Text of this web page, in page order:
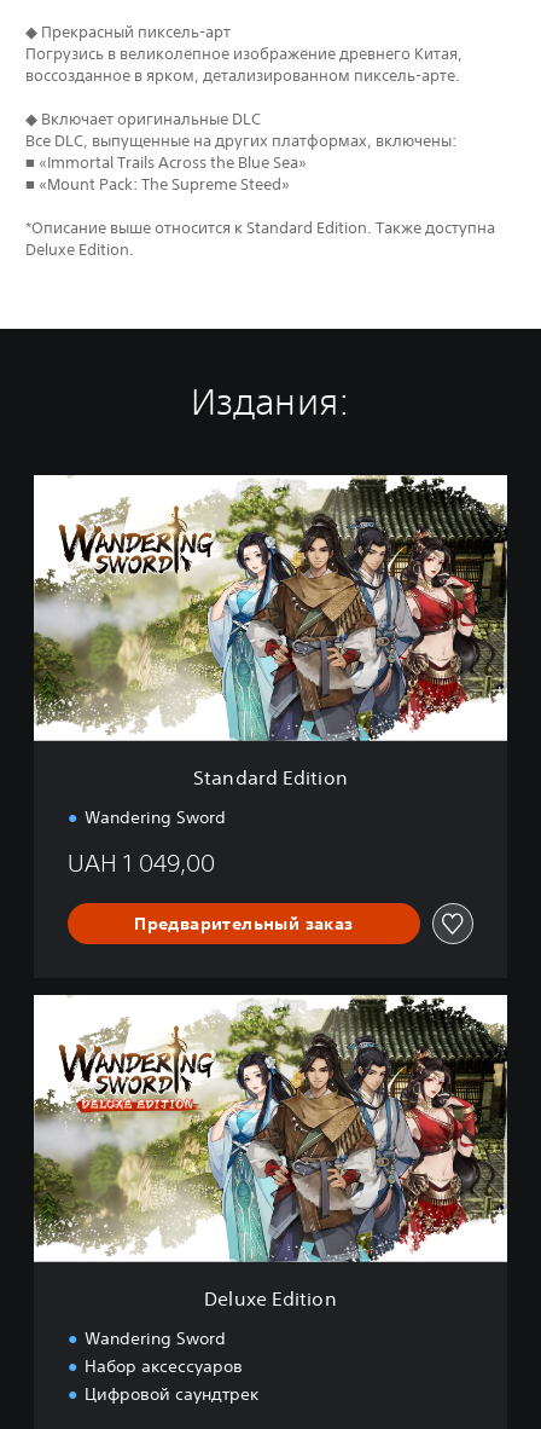
◆ Прекрасный пиксель-арт
Погрузись в великолепное изображение древнего Китая,
воссозданное в ярком, детализированном пиксель-арте.
◆ Включает оригинальные DLC
Все DLC, выпущенные на других платформах, включены:
■ «Immortal Trails Across the Blue Sea»
■ «Mount Pack: The Supreme Steed»
*Описание выше относится к Standard Edition. Также доступна
Deluxe Edition.
Издания:
d
a
d
E
d
i
t
Standard Edition
Wandering Sword
UAH 1 049,00
Предварительный заказ
x
e
d
i
t
i
o
Deluxe Edition
Wandering Sword
Набор аксессуаров
Цифровой саундтрек